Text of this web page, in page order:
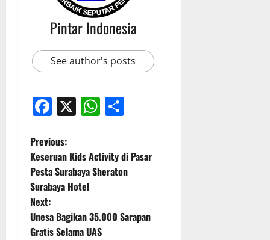
Pintar Indonesia
See author's posts
Facebook
X WhatsApp
P
o
s
t
Previous:
Keseruan Kids Activity di Pasar
Pesta Surabaya Sheraton
Surabaya Hotel
Next:
Unesa Bagikan 35.000 Sarapan
Gratis Selama UAS